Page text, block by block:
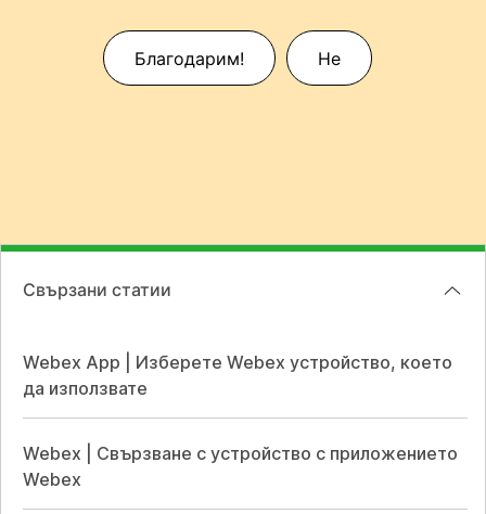
Благодарим! Не
Свързани статии
Webex App | Изберете Webex устройство, което
да използвате
Webex | Свързване с устройство с приложението
Webex